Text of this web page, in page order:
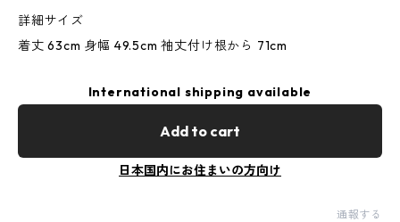
詳細サイズ
着丈 63cm 身幅 49.5cm 袖丈付け根から 71cm
International shipping available
Add to cart
日本国内にお住まいの方向け
通報する